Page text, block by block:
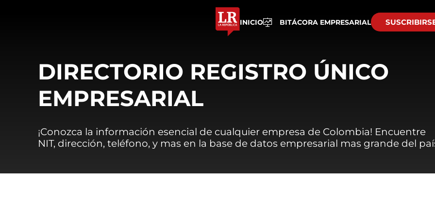
INICIO BITÁCORA EMPRESARIAL
DIRECTORIO REGISTRO ÚNICO
EMPRESARIAL
¡Conozca la información esencial de cualquier empresa de Colombia! Encuentre
NIT, dirección, teléfono, y mas en la base de datos empresarial mas grande del